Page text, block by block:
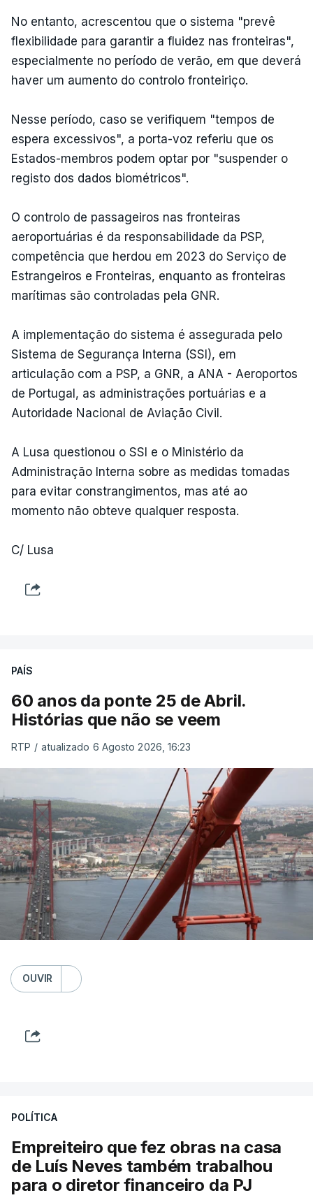
No entanto, acrescentou que o sistema "prevê
flexibilidade para garantir a fluidez nas fronteiras",
especialmente no período de verão, em que deverá
haver um aumento do controlo fronteiriço.
Nesse período, caso se verifiquem "tempos de
espera excessivos", a porta-voz referiu que os
Estados-membros podem optar por "suspender o
registo dos dados biométricos".
O controlo de passageiros nas fronteiras
aeroportuárias é da responsabilidade da PSP,
competência que herdou em 2023 do Serviço de
Estrangeiros e Fronteiras, enquanto as fronteiras
marítimas são controladas pela GNR.
A implementação do sistema é assegurada pelo
Sistema de Segurança Interna (SSI), em
articulação com a PSP, a GNR, a ANA - Aeroportos
de Portugal, as administrações portuárias e a
Autoridade Nacional de Aviação Civil.
A Lusa questionou o SSI e o Ministério da
Administração Interna sobre as medidas tomadas
para evitar constrangimentos, mas até ao
momento não obteve qualquer resposta.
C/ Lusa
PAÍS
60 anos da ponte 25 de Abril.
Histórias que não se veem
RTP / atualizado 6 Agosto 2026, 16:23
OUVIR
POLÍTICA
Empreiteiro que fez obras na casa
de Luís Neves também trabalhou
para o diretor financeiro da PJ